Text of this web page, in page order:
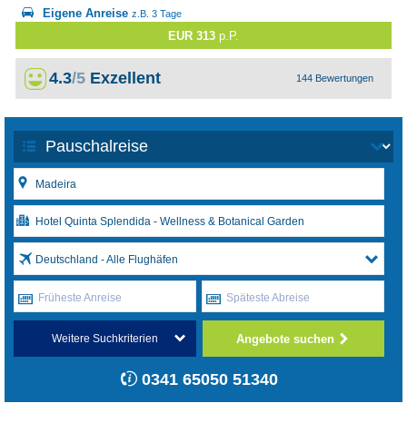
Eigene Anreise z.B. 3 Tage
EUR 313 p.P.
4.3/5 Exzellent 144 Bewertungen
Deutschland - Alle Flughäfen
Früheste Anreise Späteste Abreise
Weitere Suchkriterien Angebote suchen
0341 65050 51340